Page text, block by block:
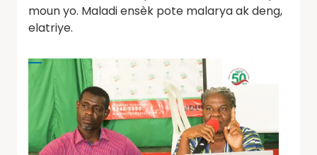
moun yo. Maladi ensèk pote malarya ak deng,
elatriye.